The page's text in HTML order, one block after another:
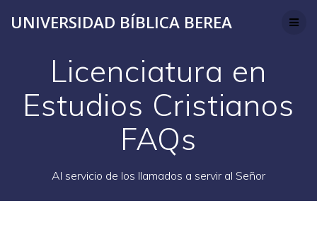
to
UNIVERSIDAD BÍBLICA BEREA
Licenciatura en
Estudios Cristianos
FAQs
Al servicio de los llamados a servir al Señor